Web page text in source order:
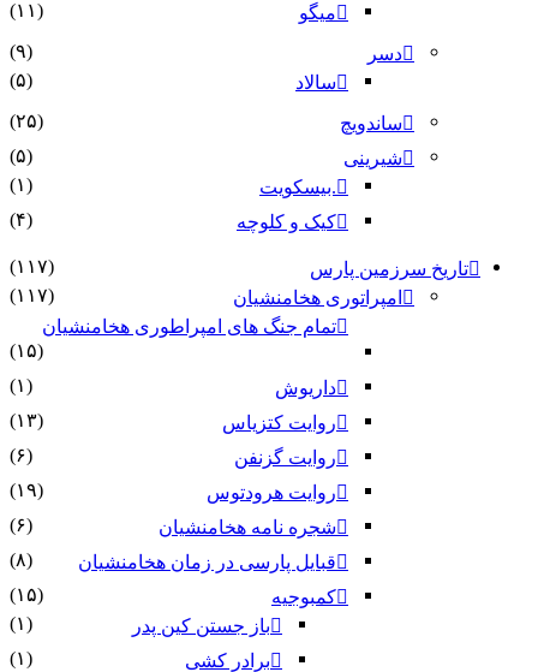
میگو (۱۱)
دسر
(۹)
سالاد
(۵)
ساندویچ
(۲۵)
شیرینی
(۵)
.بیسکویت
(۱)
کیک و کلوچه
(۴)
تاریخ سرزمین پارس
(۱۱۷)
امپراتوری هخامنشیان
(۱۱۷)
تمام جنگ های امپراطوری هخامنشیان
(۱۵)
داریوش
(۱)
روایت کتزیاس
(۱۳)
روایت گزنفن
(۶)
روایت هرودتوس
(۱۹)
شجره نامه هخامنشیان
(۶)
قبایل پارسی در زمان هخامنشیان
(۸)
کمبوجیه
(۱۵)
باز جستن کین پدر
(۱)
برادر کشی
(۱)